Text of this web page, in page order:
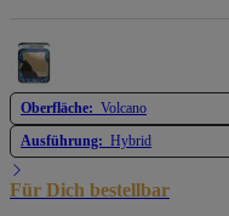
Oberfläche: Volcano
Ausführung: Hybrid
Für Dich bestellbar